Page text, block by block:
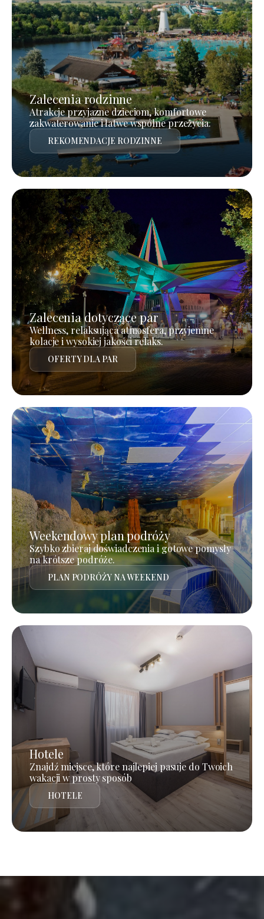
Zalecenia rodzinne
Atrakcje przyjazne dzieciom, komfortowe
zakwaterowanie i łatwe wspólne przeżycia.
REKOMENDACJE RODZINNE
Zalecenia dotyczące par
Wellness, relaksująca atmosfera, przyjemne
kolacje i wysokiej jakości relaks.
OFERTY DLA PAR
Weekendowy plan podróży
Szybko zbieraj doświadczenia i gotowe pomysły
na krótsze podróże.
PLAN PODRÓŻY NA WEEKEND
Hotele
Znajdź miejsce, które najlepiej pasuje do Twoich
wakacji w prosty sposób
HOTELE